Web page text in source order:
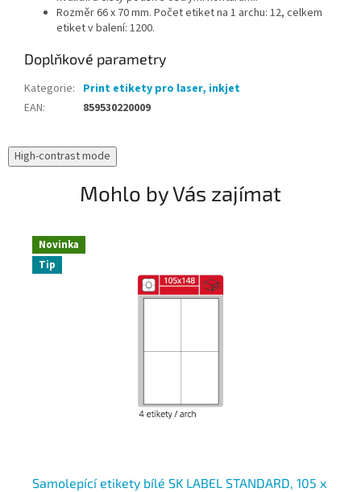
Rozměr 66 x 70 mm. Počet etiket na 1 archu: 12, celkem
etiket v balení: 1200.
Doplňkové parametry
Kategorie: Print etikety pro laser, inkjet
EAN: 859530220009
High-contrast mode
Mohlo by Vás zajímat
Novinka
Tip
Samolepící etikety bílé SK LABEL STANDARD, 105 x